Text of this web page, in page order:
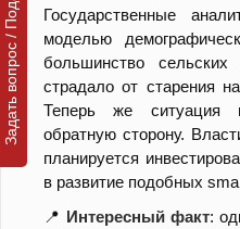
Государственные
моделью
большинство
страдало от старения
Теперь же ситуация
обратную сторону.
планируется
в развитие подобных
📍 Интересный факт: